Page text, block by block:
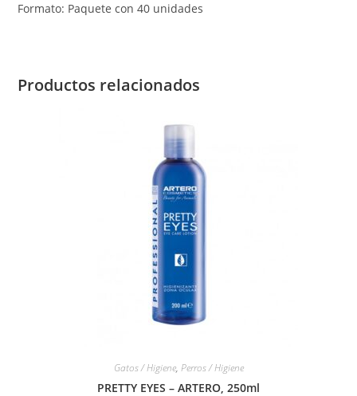
Formato: Paquete con 40 unidades
Productos relacionados
Gatos / Higiene, Perros / Higiene
PRETTY EYES – ARTERO, 250ml